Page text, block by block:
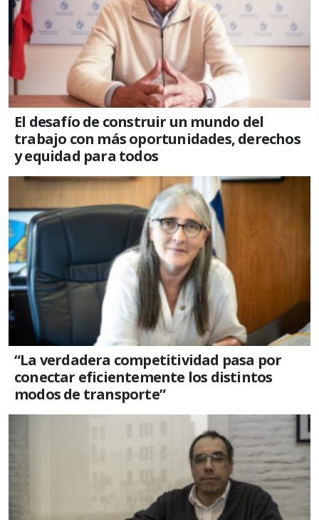
El desafío de construir un mundo del
trabajo con más oportunidades, derechos
y equidad para todos
“La verdadera competitividad pasa por
conectar eficientemente los distintos
modos de transporte”